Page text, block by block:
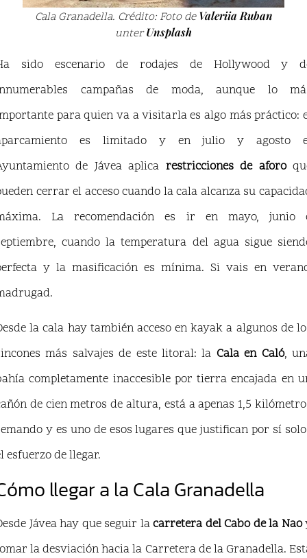
Cala Granadella. Crédito: Foto deValeriia Ruban
unterUnsplash
sido escenario de rodajes de Hollywood y
campañas de moda, aunque lo
para quien va a visitarla es algo más práctico:
es limitado y en julio y agosto
de Jávea aplica restricciones de aforo
cerrar el acceso cuando la cala alcanza su
La recomendación es ir en mayo, junio
cuando la temperatura del agua sigue
y la masificación es mínima. Si vais en
la cala hay también acceso en kayak a algunos de
más salvajes de este litoral: la Cala en Caló,
completamente inaccesible por tierra encajada en
de cien metros de altura, está a apenas 1,5
y es uno de esos lugares que justifican por sí
esfuerzo de llegar.
llegar a la Cala Granadella
Jávea hay que seguir lacarretera del Cabo de la Nao
la desviación hacia la Carretera de la Granadella.